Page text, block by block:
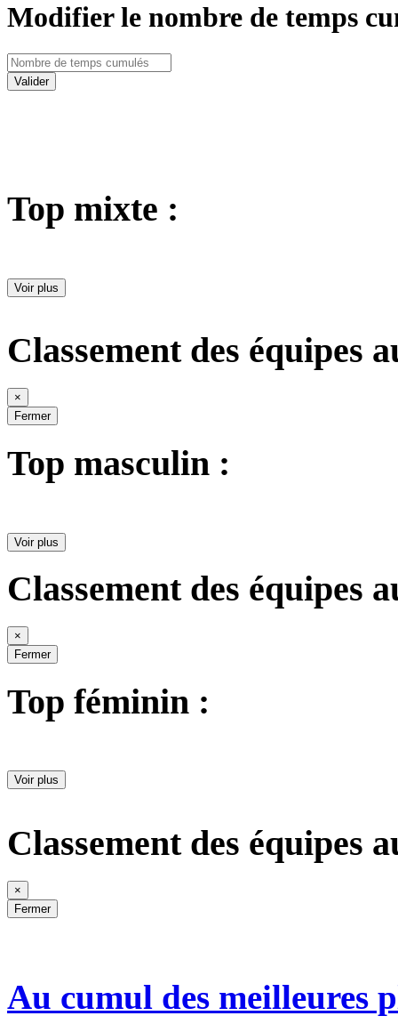
Modifier le nombre de temps
Valider
Top mixte :
Voir plus
Classement des équipes
×
Fermer
Top masculin :
Voir plus
Classement des équipes
×
Fermer
Top féminin :
Voir plus
Classement des équipes
×
Fermer
Au cumul des meilleures